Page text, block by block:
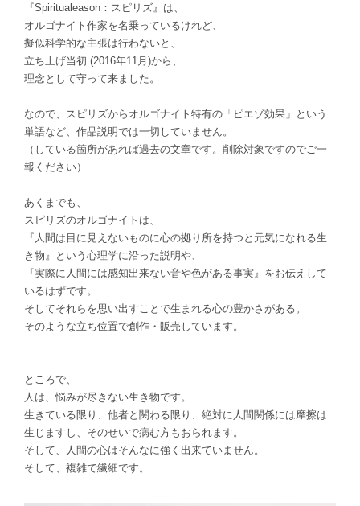
『Spiritualeason：スピリズ』は、
オルゴナイト作家を名乗っているけれど、
擬似科学的な主張は行わないと、
立ち上げ当初 (2016年11月)から
理念として守って来ました。
なので、スピリズからオルゴナイト特有の「ピエゾ効果」という
単語など、 作品説明では一切していません。
（している箇所があれば過去の文章です。削除対象ですのでご一
報ください）
あくまでも、
スピリズのオルゴナイトは、
『人間は目に見えないものに心の拠り所を持つと元気になれる生
き物』という心理学に沿った説明や、
『実際に人間には感知出来ない音や色がある事実』をお伝えして
いるはずです。
そしてそれらを思い出すことで生まれる心の豊かさがある。
そのような立ち位置で創作・販売しています。
ところで、
人は、悩みが尽きない生き物です。
生きている限り、他者と関わる限り、絶対に人間関係には摩擦は
生じますし、そのせいで病む方もおられます。
そして、人間の心はそんなに強く出来ていません 。
そして、複雑で繊細です。